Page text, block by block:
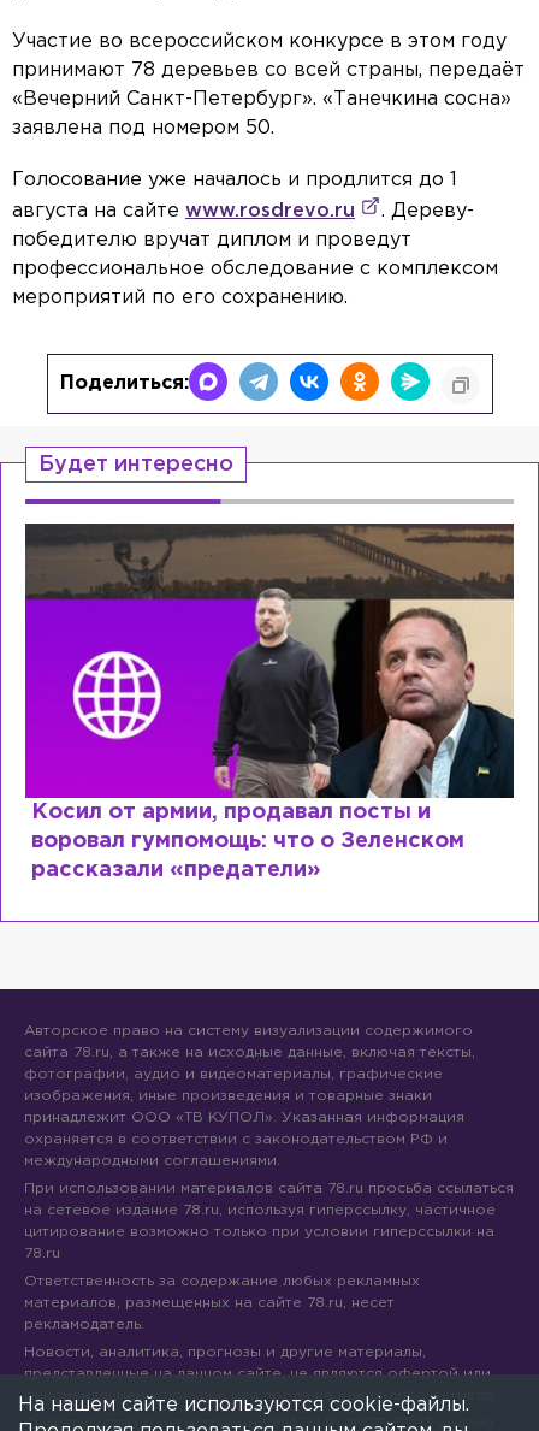
Участие во всероссийском конкурсе в этом году
принимают 78 деревьев со всей страны, передаёт
«Вечерний Санкт-Петербург». «Танечкина сосна»
заявлена под номером 50.
Голосование уже началось и продлится до 1
августа на сайте www.rosdrevo.ru
. Дереву-
победителю вручат диплом и проведут
профессиональное обследование с комплексом
мероприятий по его сохранению.
Поделиться:
Будет интересно
продавал посты и
что о Зеленском
Рыдает из-за
Лазаревым:
Авторское право на систему визуализации содержимого
сайта 78.ru, а также на исходные данные, включая тексты,
фотографии, аудио и видеоматериалы, графические
изображения, иные произведения и товарные знаки
принадлежит ООО «ТВ КУПОЛ». Указанная информация
охраняется в соответствии с законодательством РФ и
международными соглашениями.
При использовании материалов сайта 78.ru просьба ссылаться
на сетевое издание 78.ru, используя гиперссылку, частичное
цитирование возможно только при условии гиперссылки на
78.ru
Ответственность за содержание любых рекламных
материалов, размещенных на сайте 78.ru, несет
рекламодатель.
Новости, аналитика, прогнозы и другие материалы,
представленные на данном сайте, не являются офертой или
рекомендацией к покупке или продаже каких-либо активов.
Свидетельство о регистрации СМИ Эл № ФС77-71293 выдано
На нашем сайте используются cookie-файлы.